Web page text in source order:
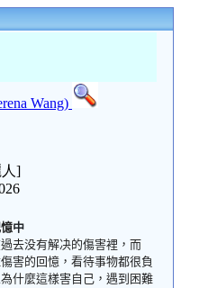
Wang)
]
中
去没有解决的傷害裡，而
害的回憶，看待事物都很負
什麼這樣害自己，遇到困難